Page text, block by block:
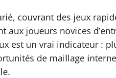
couvrant des jeux
aux joueurs novices
est un vrai indicateur :
de maillage